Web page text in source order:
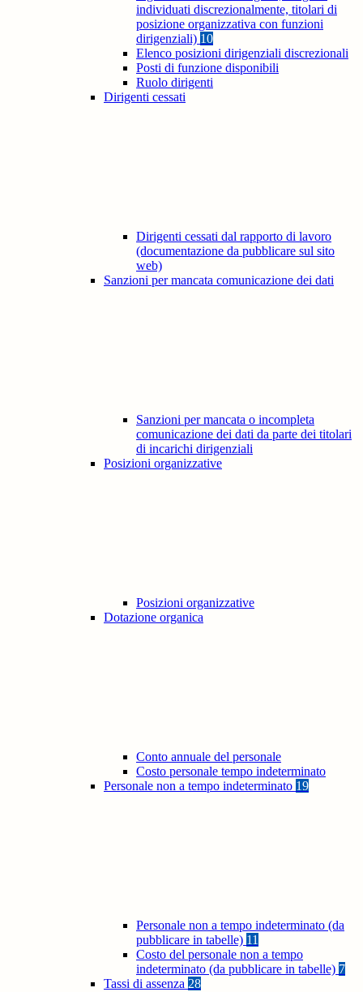
individuati discrezionalmente, titolari di
posizione organizzativa con funzioni
dirigenziali) 10
Elenco posizioni dirigenziali discrezionali
Posti di funzione disponibili
Ruolo dirigenti
Dirigenti cessati
Dirigenti cessati dal rapporto di lavoro
(documentazione da pubblicare sul sito
web)
Sanzioni per mancata comunicazione dei dati
Sanzioni per mancata o incompleta
comunicazione dei dati da parte dei titolari
di incarichi dirigenziali
Posizioni organizzative
Posizioni organizzative
Dotazione organica
Conto annuale del personale
Costo personale tempo indeterminato
Personale non a tempo indeterminato 19
Personale non a tempo indeterminato (da
pubblicare in tabelle) 11
Costo del personale non a tempo
indeterminato (da pubblicare in tabelle) 7
Tassi di assenza 28